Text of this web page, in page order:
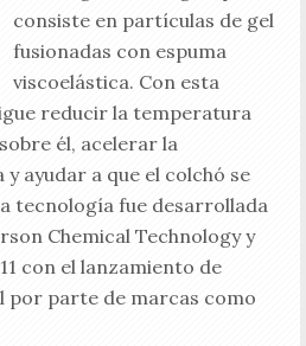
consiste en partículas de gel
fusionadas con espuma
viscoelástica. Con esta
reducir la temperatura
él, acelerar la
ayudar a que el colchó se
tecnología fue desarrollada
Chemical Technology y
con el lanzamiento de
por parte de marcas como